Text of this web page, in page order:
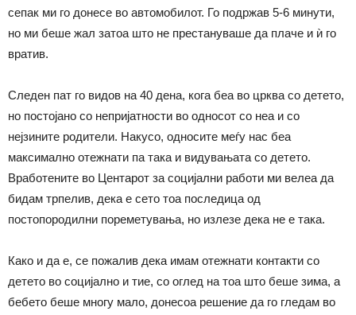
сепак ми го донесе во автомобилот. Го подржав 5-6 минути,
но ми беше жал затоа што не престануваше да плаче и ѝ го
вратив.
Следен пат го видов на 40 дена, кога беа во црква со детето,
но постојано со непријатности во односот со неа и со
нејзините родители. Накусо, односите меѓу нас беа
максимално отежнати па така и видувањата со детето.
Вработените во Центарот за социјални работи ми велеа да
бидам трпелив, дека е сето тоа последица од
постопородилни пореметувања, но излезе дека не е така.
Како и да е, се пожалив дека имам отежнати контакти со
детето во социјално и тие, со оглед на тоа што беше зима, а
бебето беше многу мало, донесоа решение да го гледам во